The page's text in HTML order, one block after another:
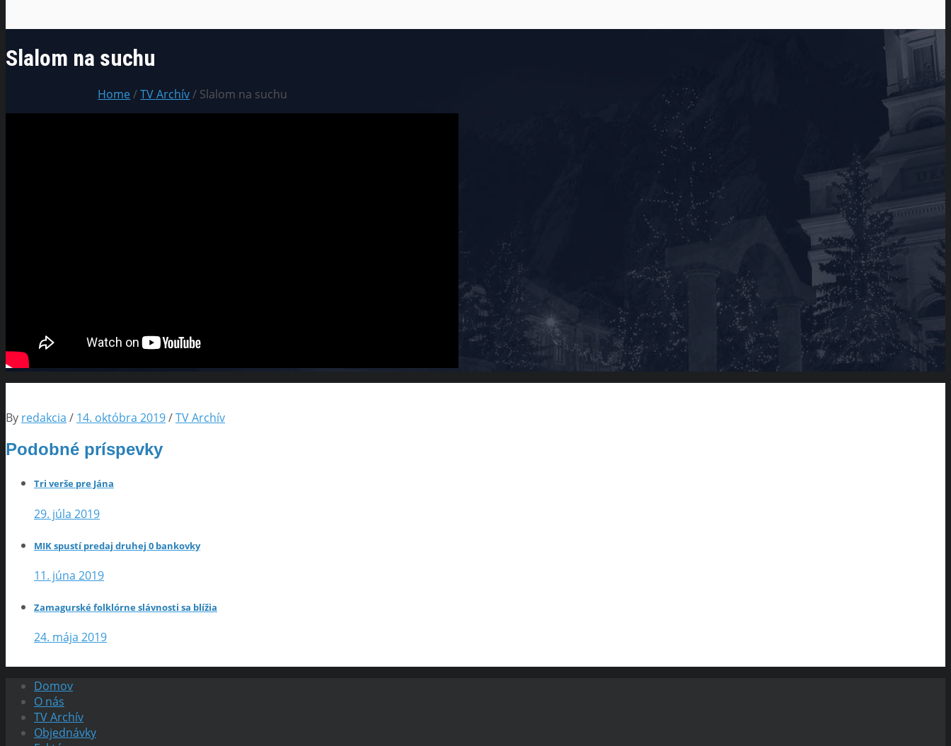
Slalom na suchu
Home/TV Archív/ Slalom na suchu
By redakcia / 14. októbra 2019/TV Archív
Podobné príspevky
Tri verše pre Jána
29. júla 2019
MIK spustí predaj druhej 0 bankovky
11. júna 2019
Zamagurské folklórne slávnosti sa blížia
24. mája 2019
Domov
O nás
TV Archív
Objednávky